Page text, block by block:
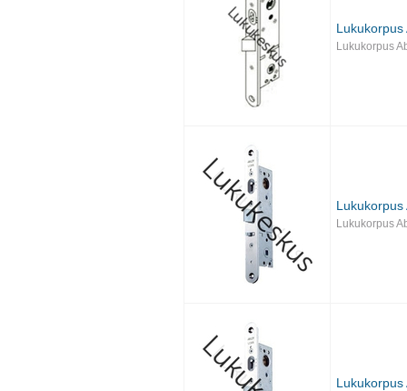
Lukukorpus
Lukukorpus